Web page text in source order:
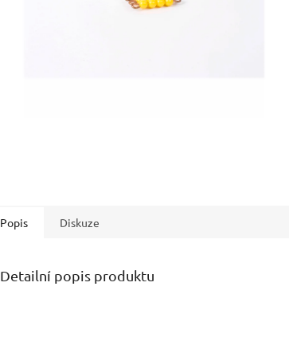
Popis Diskuze
Detailní popis produktu